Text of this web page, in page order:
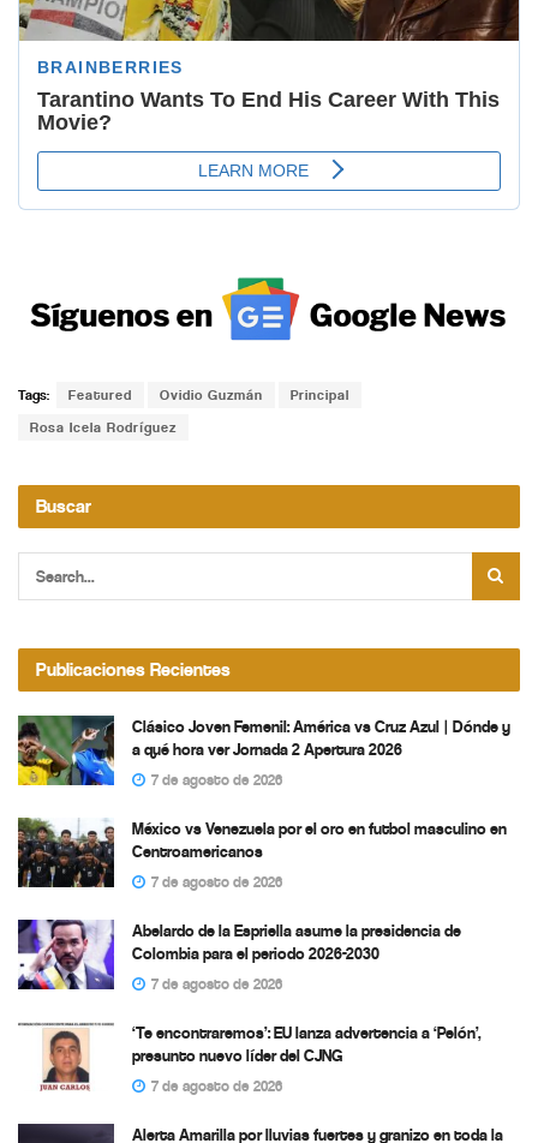
Tags: Featured Ovidio Guzmán
Principal
Rosa Icela Rodríguez
Buscar
Publicaciones Recientes
Clásico Joven Femenil: América vs Cruz Azul | Dónde y
a qué hora ver Jornada 2 Apertura 2026
7 de agosto de 2026
México vs Venezuela por el oro en futbol masculino en
Centroamericanos
7 de agosto de 2026
Abelardo de la Espriella asume la presidencia de
Colombia para el periodo 2026-2030
7 de agosto de 2026
‘Te encontraremos’: EU lanza advertencia a ‘Pelón’,
presunto nuevo líder del CJNG
7 de agosto de 2026
Alerta Amarilla por lluvias fuertes y granizo en toda la